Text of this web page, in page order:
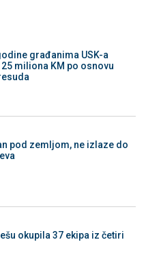
građanima USK-a
miliona KM po osnovu
pod zemljom, ne izlaze do
okupila 37 ekipa iz četiri